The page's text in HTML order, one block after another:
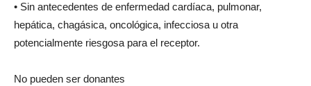
• Sin antecedentes de enfermedad cardíaca, pulmonar,
hepática, chagásica, oncológica, infecciosa u otra
potencialmente riesgosa para el receptor.
No pueden ser donantes